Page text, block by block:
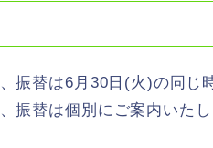
振替は6月30日(火)の同じ
振替は個別にご案内いたし